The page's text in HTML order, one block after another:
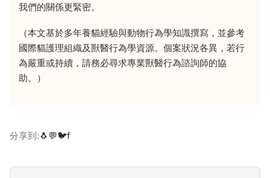
我們的關係更緊密。
（本文基於多年養貓經驗與動物行為學知識撰寫，並參考
國際貓護理組織及獸醫行為學資源。個案狀況各異，若行
為嚴重或持續，請務必尋求專業獸醫行為諮詢師的協
助。）
分享到:🐧💬🐦f